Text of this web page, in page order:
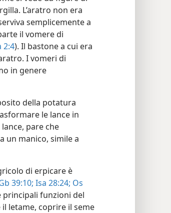
L’aratro non era
semplicemente a
il vomere di
2:4). Il bastone a cui era
I vomeri di
in genere
della potatura
le lance in
pare che
un manico, simile a
di erpicare è
39:10; Isa 28:24; Os
principali funzioni del
letame, coprire il seme